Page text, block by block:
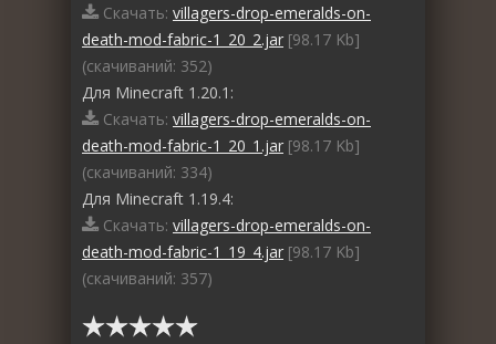
Скачать: villagers-drop-emeralds-on-
death-mod-fabric-1_20_2.jar [98.17 Kb]
(cкачиваний: 352)
Для Minecraft 1.20.1:
Скачать: villagers-drop-emeralds-on-
death-mod-fabric-1_20_1.jar [98.17 Kb]
(cкачиваний: 334)
Для Minecraft 1.19.4:
Скачать: villagers-drop-emeralds-on-
death-mod-fabric-1_19_4.jar [98.17 Kb]
(cкачиваний: 357)